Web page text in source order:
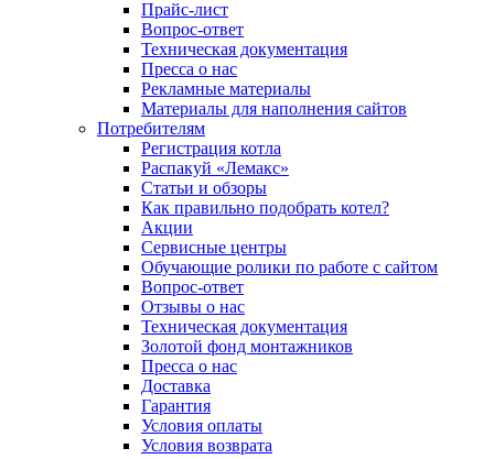
Прайс-лист
Вопрос-ответ
Техническая документация
Пресса о нас
Рекламные материалы
Материалы для наполнения сайтов
Потребителям
Регистрация котла
Распакуй «Лемакс»
Статьи и обзоры
Как правильно подобрать котел?
Акции
Сервисные центры
Обучающие ролики по работе с сайтом
Вопрос-ответ
Отзывы о нас
Техническая документация
Золотой фонд монтажников
Пресса о нас
Доставка
Гарантия
Условия оплаты
Условия возврата